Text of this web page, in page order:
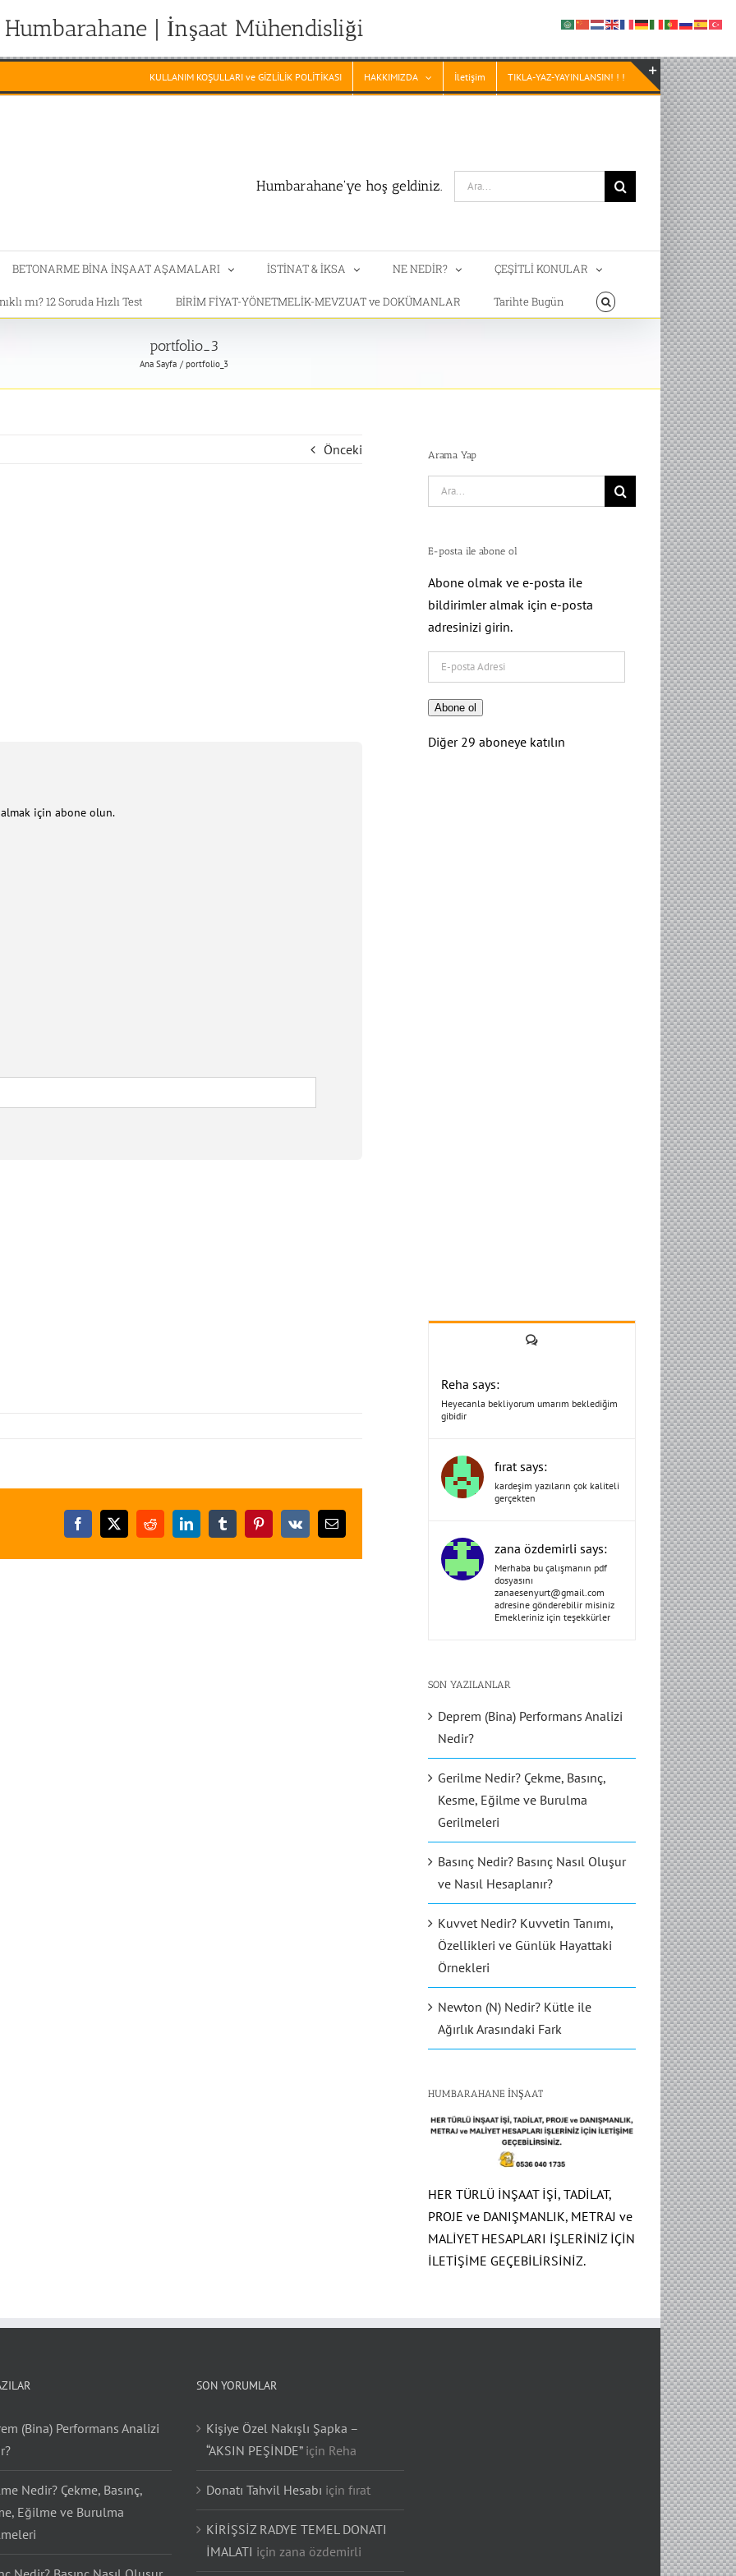
Humbarahane | İnşaat Mühendisliği
KULLANIM KOŞULLARI ve GİZLİLİK POLİTİKASI HAKKIMIZDA İletişim TIKLA-YAZ-YAYINLANSIN! ! !
Humbarahane'ye hoş geldiniz.
Search
for:
BETONARME BİNA İNŞAAT AŞAMALARI İSTİNAT & İKSA NE NEDİR? ÇEŞİTLİ KONULAR
mı? 12 Soruda Hızlı Test BİRİM FİYAT-YÖNETMELİK-MEVZUAT ve DOKÜMANLAR Tarihte Bugün
portfolio_3
Ana Sayfa portfolio_3
Önceki
için abone olun.
Facebook
X RedditLinkedInTumblrPinterest
Vk
E-
posta
Arama Yap
Search
for:
E-posta ile abone ol
Abone olmak ve e-posta ile
bildirimler almak için e-posta
adresinizi girin.
posta
Adresi
Abone ol
Diğer 29 aboneye katılın
Yorum
Reha says:
Heyecanla bekliyorum umarım beklediğim
gibidir
fırat says:
kardeşim yazıların çok kaliteli
gerçekten
zana özdemirli says:
Merhaba bu çalışmanın pdf
dosyasını
zanaesenyurt@gmail.com
adresine gönderebilir misiniz
Emekleriniz için teşekkürler
SON YAZILANLAR
Deprem (Bina) Performans Analizi
Nedir?
Gerilme Nedir? Çekme, Basınç,
Kesme, Eğilme ve Burulma
Gerilmeleri
Basınç Nedir? Basınç Nasıl Oluşur
ve Nasıl Hesaplanır?
Kuvvet Nedir? Kuvvetin Tanımı,
Özellikleri ve Günlük Hayattaki
Örnekleri
Newton (N) Nedir? Kütle ile
Ağırlık Arasındaki Fark
HUMBARAHANE İNŞAAT
HER TÜRLÜ İNŞAAT İŞİ, TADİLAT,
PROJE ve DANIŞMANLIK, METRAJ ve
MALİYET HESAPLARI İŞLERİNİZ İÇİN
İLETİŞİME GEÇEBİLİRSİNİZ.
(Bina) Performans Analizi
Nedir? Çekme, Basınç,
Eğilme ve Burulma
SON YORUMLAR
Kişiye Özel Nakışlı Şapka –
“AKSIN PEŞİNDE”için Reha
Donatı Tahvil Hesabı için fırat
KİRİŞSİZ RADYE TEMEL DONATI
İMALATI için zana özdemirli
Toggle
Sliding
Bar
Area